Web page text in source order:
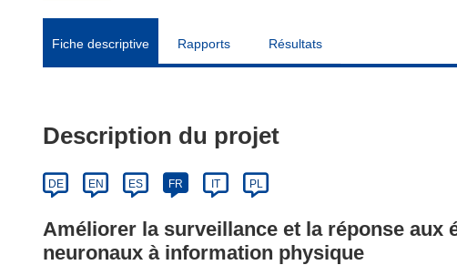
Fiche descriptive Rapports Résultats
Description du projet
DE EN ES FR IT PL
Améliorer la surveillance et la réponse aux
neuronaux à information physique